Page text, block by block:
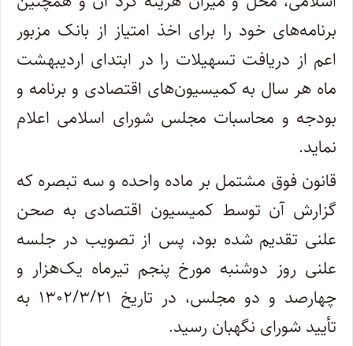
برنامه‌های خود را برای اخذ امتیاز از بانک مزبور
اعم از دریافت تسهیلات را در ابتدای اردیبهشت
ماه هر سال به کمیسیون‌های اقتصادی و برنامه و
بودجه و محاسبات مجلس شورای اسلامی اعلام
نماید.
قانون فوق مشتمل بر ماده واحده و سه تبصره که
گزارش آن توسط کمیسیون اقتصادی به صحن
علنی تقدیم شده بود، پس از تصویب در جلسه
علنی روز دوشنبه مورخ پنجم تیرماه یک‌هزار و
چهارصد و دو مجلس، در تاریخ ۱۳۰۲/۳/۲۱ به
تأیید شورای نگهبان رسید.